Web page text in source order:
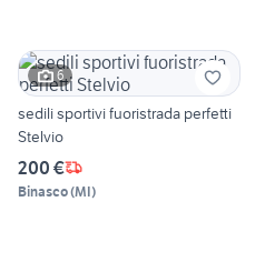
6
sedili sportivi fuoristrada perfetti
Stelvio
200 €
Binasco(MI)